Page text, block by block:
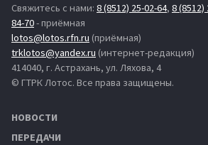
Свяжитесь с нами: 8 (8512) 25-02-64, 8 (8512)
84-70- приёмная
lotos@lotos.rfn.ru (приёмная)
trklotos@yandex.ru (интернет-редакция)
414040, г. Астрахань, ул. Ляхова, 4
© ГТРК Лотос. Все права защищены.
НОВОСТИ
ПЕРЕДАЧИ